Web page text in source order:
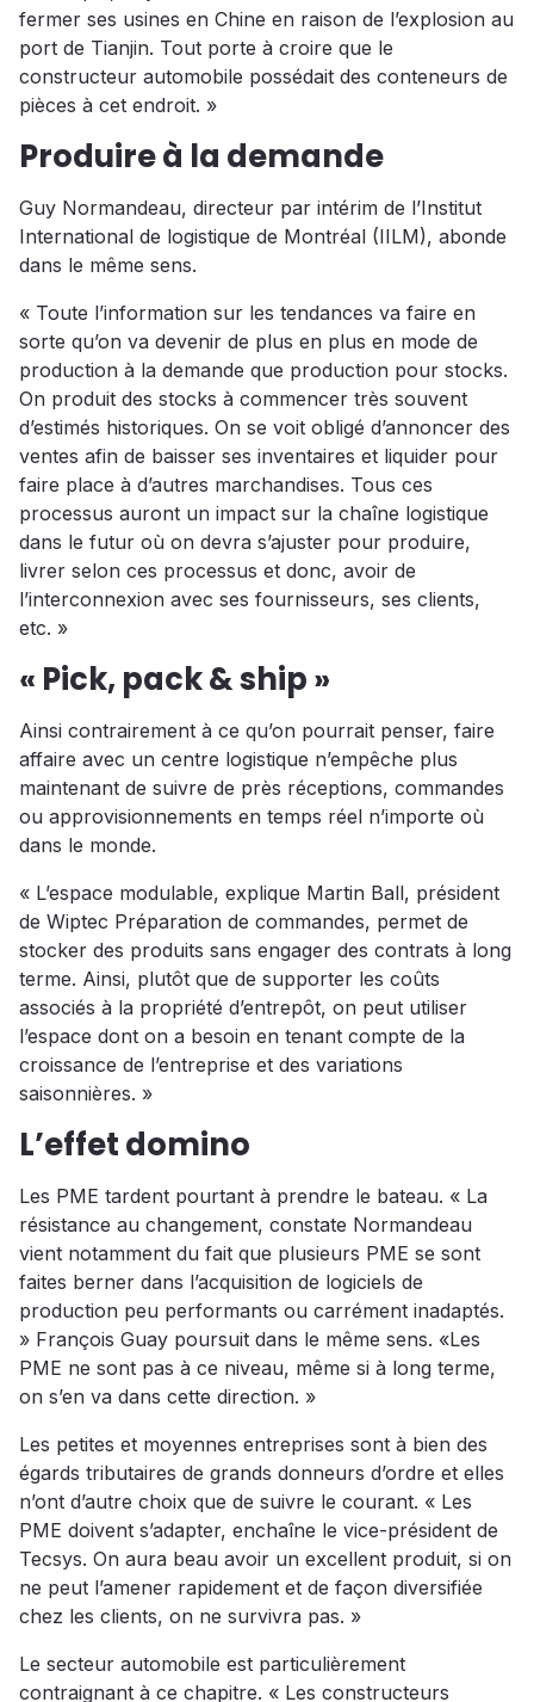
fermer ses usines en Chine en raison de l’explosion au
port de Tianjin. Tout porte à croire que le
constructeur automobile possédait des conteneurs de
pièces à cet endroit. »
Produire à la demande
Guy Normandeau, directeur par intérim de l’Institut
International de logistique de Montréal (IILM), abonde
dans le même sens.
« Toute l’information sur les tendances va faire en
sorte qu’on va devenir de plus en plus en mode de
production à la demande que production pour stocks.
On produit des stocks à commencer très souvent
d’estimés historiques. On se voit obligé d’annoncer des
ventes afin de baisser ses inventaires et liquider pour
faire place à d’autres marchandises. Tous ces
processus auront un impact sur la chaîne logistique
dans le futur où on devra s’ajuster pour produire,
livrer selon ces processus et donc, avoir de
l’interconnexion avec ses fournisseurs, ses clients,
etc. »
« Pick, pack & ship »
Ainsi contrairement à ce qu’on pourrait penser, faire
affaire avec un centre logistique n’empêche plus
maintenant de suivre de près réceptions, commandes
ou approvisionnements en temps réel n’importe où
dans le monde.
« L’espace modulable, explique Martin Ball, président
de Wiptec Préparation de commandes, permet de
stocker des produits sans engager des contrats à long
terme. Ainsi, plutôt que de supporter les coûts
associés à la propriété d’entrepôt, on peut utiliser
l’espace dont on a besoin en tenant compte de la
croissance de l’entreprise et des variations
saisonnières. »
L’effet domino
Les PME tardent pourtant à prendre le bateau. « La
résistance au changement, constate Normandeau
vient notamment du fait que plusieurs PME se sont
faites berner dans l’acquisition de logiciels de
production peu performants ou carrément inadaptés.
» François Guay poursuit dans le même sens. «Les
PME ne sont pas à ce niveau, même si à long terme,
on s’en va dans cette direction. »
Les petites et moyennes entreprises sont à bien des
égards tributaires de grands donneurs d’ordre et elles
n’ont d’autre choix que de suivre le courant. « Les
PME doivent s’adapter, enchaîne le vice-président de
Tecsys. On aura beau avoir un excellent produit, si on
ne peut l’amener rapidement et de façon diversifiée
chez les clients, on ne survivra pas. »
Le secteur automobile est particulièrement
contraignant à ce chapitre. « Les constructeurs